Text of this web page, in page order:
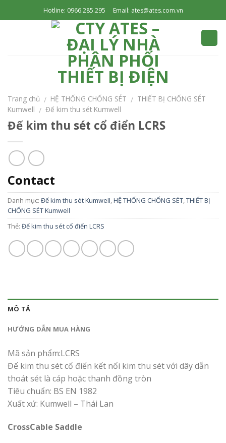
to
Hotline: 0966.285.295 Email: ates@ates.com.vn
Trang chủ / HỆ THỐNG CHỐNG SÉT / THIẾT BỊ CHỐNG SÉT
Kumwell / Đế kim thu sét Kumwell
Đế kim thu sét cổ điển LCRS
Contact
Danh mục: Đế kim thu sét Kumwell,HỆ THỐNG CHỐNG SÉT,THIẾT BỊ
CHỐNG SÉT Kumwell
Thẻ: Đế kim thu sét cổ điển LCRS
MÔ TẢ
HƯỚNG DẪN MUA HÀNG
Mã sản phẩm:LCRS
Đế kim thu sét cổ điển kết nối kim thu sét với dây dẫn
thoát sét là cáp hoặc thanh đồng tròn
Tiêu chuẩn: BS EN 1982
Xuất xứ: Kumwell – Thái Lan
CrossCable Saddle